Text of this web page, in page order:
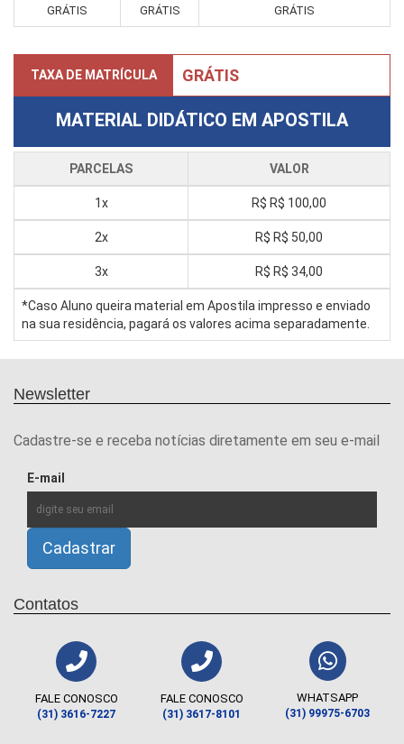
GRÁTIS GRÁTIS GRÁTIS
TAXA DE MATRÍCULA GRÁTIS
MATERIAL DIDÁTICO EM APOSTILA
PARCELAS VALOR
1x R$ R$ 100,00
2x R$ R$ 50,00
3x R$ R$ 34,00
*Caso Aluno queira material em Apostila impresso e enviado
na sua residência, pagará os valores acima separadamente.
Newsletter
Cadastre-se e receba notícias diretamente em seu e-mail
E-mail
Contatos
FALE CONOSCO
(31) 3616-7227
FALE CONOSCO
(31) 3617-8101
WHATSAPP
(31) 99975-6703